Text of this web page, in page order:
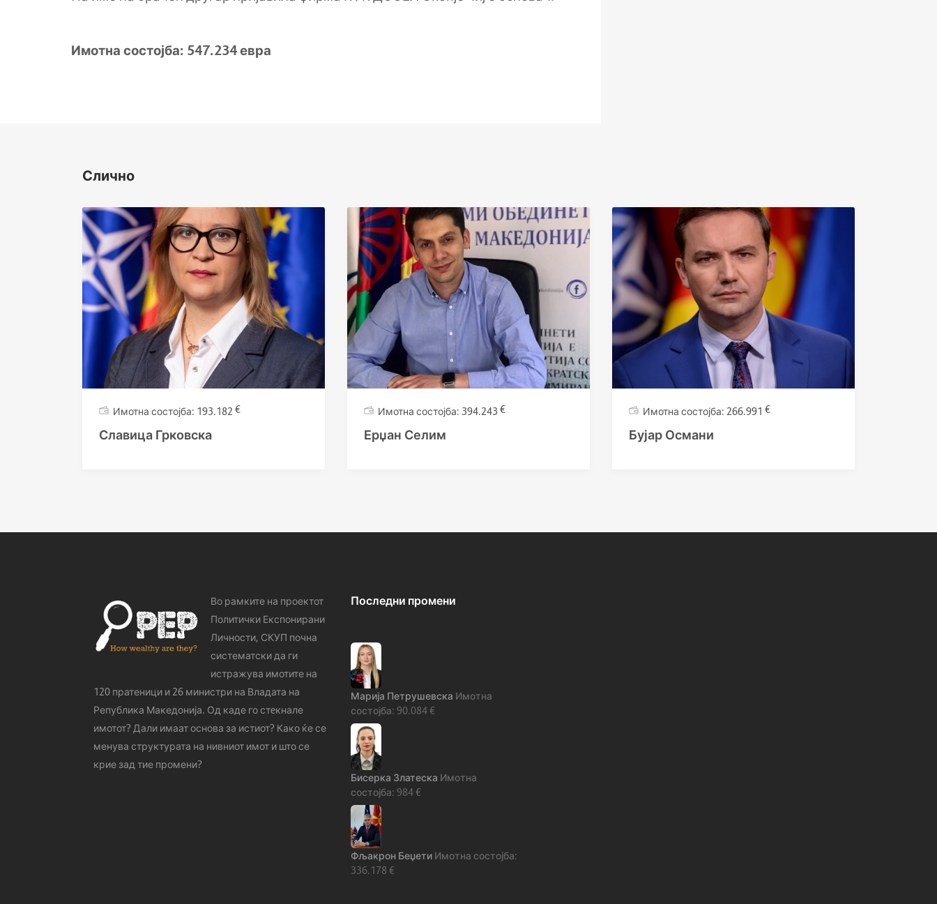
Имотна состојба: 547.234 евра
Слично
193.182 €
Славица Грковска
394.243 €
Ерџан Селим
266.991 €
Бујар Османи
Во рамките на проектот
Политички Експонирани
Личности, СКУП почна
систематски да ги
истражува имотите на
120 пратеници и 26 министри на Владата на
Република Македонија. Од каде го стeкнале
имотот? Дали имаат основа за истиот? Како ќе се
менува структурата на нивниот имот и што се
крие зад тие промени?
Последни промени
Марија Петрушевска
90.084€
Бисерка Златеска
984€
Фљакрон Беџети
336.178€